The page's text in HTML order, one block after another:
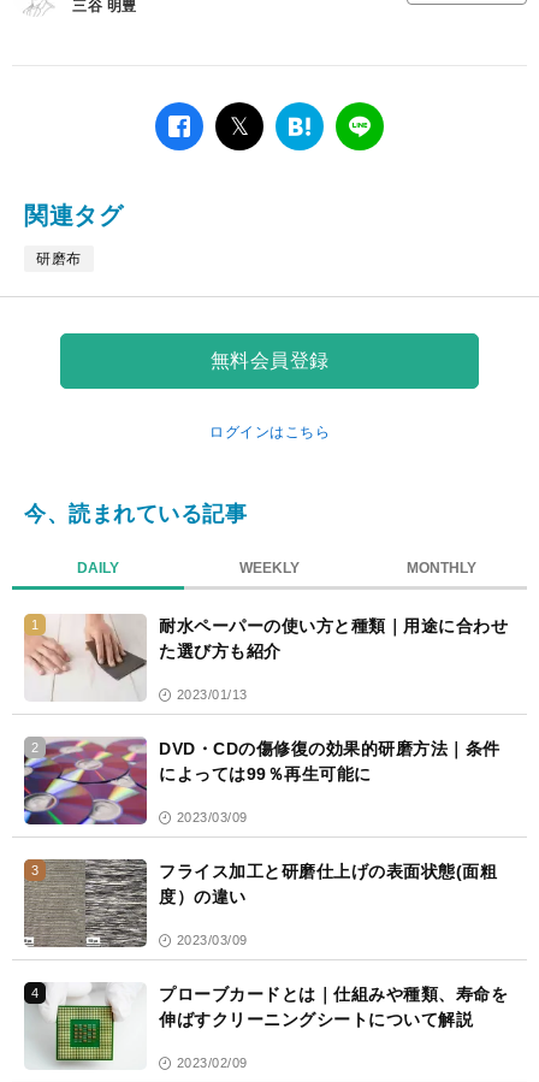
三谷 明豊
facebook
twitterは
ー
ク
LINE
関連タグ
研磨布
無料会員登録
ログインはこちら
今、読まれている記事
DAILY WEEKLY MONTHLY
1
耐水ペーパーの使い方と種類｜用途に合わせ
た選び方も紹介
2023/01/13
2
DVD・CDの傷修復の効果的研磨方法｜条件
によっては99％再生可能に
2023/03/09
3
フライス加工と研磨仕上げの表面状態(面粗
度）の違い
2023/03/09
4
プローブカードとは｜仕組みや種類、寿命を
伸ばすクリーニングシートについて解説
2023/02/09